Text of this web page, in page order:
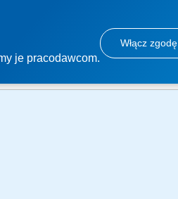
je pracodawcom.
Włącz zgodę